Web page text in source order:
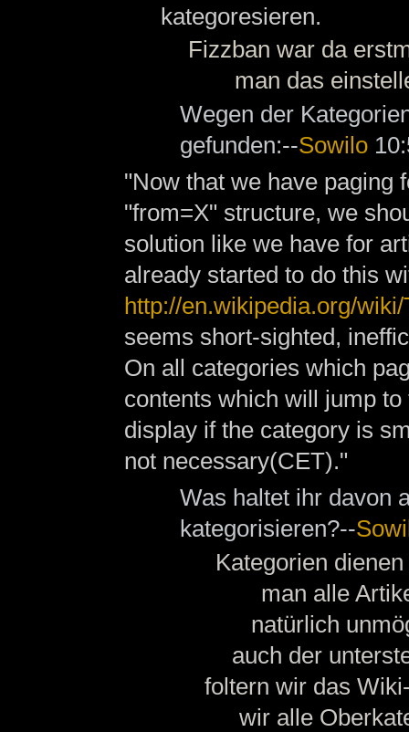
kategoresieren.
Fizzban war da
man das
Wegen der
gefunden:--Sowilo
"Now that we have paging
"from=X" structure, we
solution like we have for
already started to do this
http://en.wikipedia.org/
seems short-sighted,
On all categories which
contents which will jump
display if the category is
not necessary(CET)."
Was haltet ihr davon
kategorisieren?--
Kategorien
man alle
natürlich
auch der
foltern wir das
wir alle